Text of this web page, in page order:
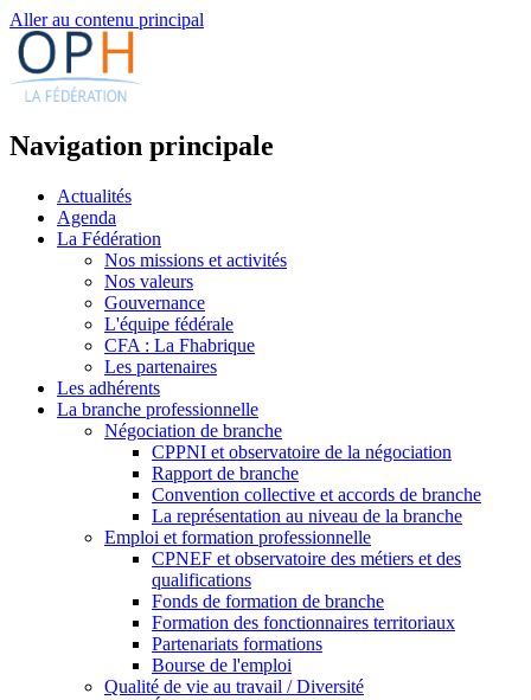
Aller au contenu principal
Navigation principale
Actualités
Agenda
La Fédération
Nos missions et activités
Nos valeurs
Gouvernance
L'équipe fédérale
CFA : La Fhabrique
Les partenaires
Les adhérents
La branche professionnelle
Négociation de branche
CPPNI et observatoire de la négociation
Rapport de branche
Convention collective et accords de branche
La représentation au niveau de la branche
Emploi et formation professionnelle
CPNEF et observatoire des métiers et des
qualifications
Fonds de formation de branche
Formation des fonctionnaires territoriaux
Partenariats formations
Bourse de l'emploi
Qualité de vie au travail / Diversité